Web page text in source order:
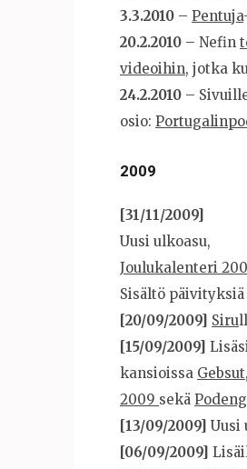
3.3.2010 – Pentuja
20.2.2010 – Nefin
videoihin, jotka
24.2.2010 –
osio:
2009
[31/11/2009]
Uusi ulkoasu,
Joulukalenteri
Sisältö päivityksiä
[20/09/2009] Siru
[15/09/2009]
kansioissa Gebsut,
2009 sekä
[13/09/2009] Uusi
[06/09/2009]